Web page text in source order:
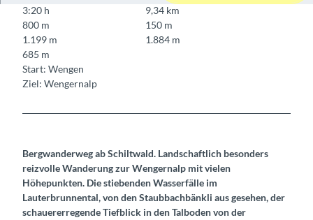
3:20 h
9,34 km
800 m
150 m
1.199 m
1.884 m
685 m
Start: Wengen
Ziel: Wengernalp
Bergwanderweg ab Schiltwald. Landschaftlich besonders
reizvolle Wanderung zur Wengernalp mit vielen
Höhepunkten. Die stiebenden Wasserfälle im
Lauterbrunnental, von den Staubbachbänkli aus gesehen, der
schauererregende Tiefblick in den Talboden von der